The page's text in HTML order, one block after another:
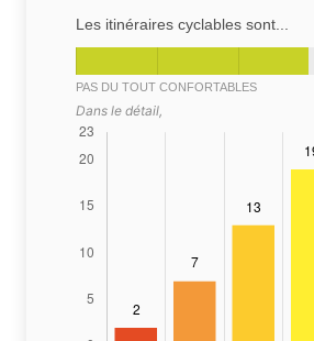
Les itinéraires cyclables sont...
PAS DU TOUT CONFORTABLES
Dans le détail,